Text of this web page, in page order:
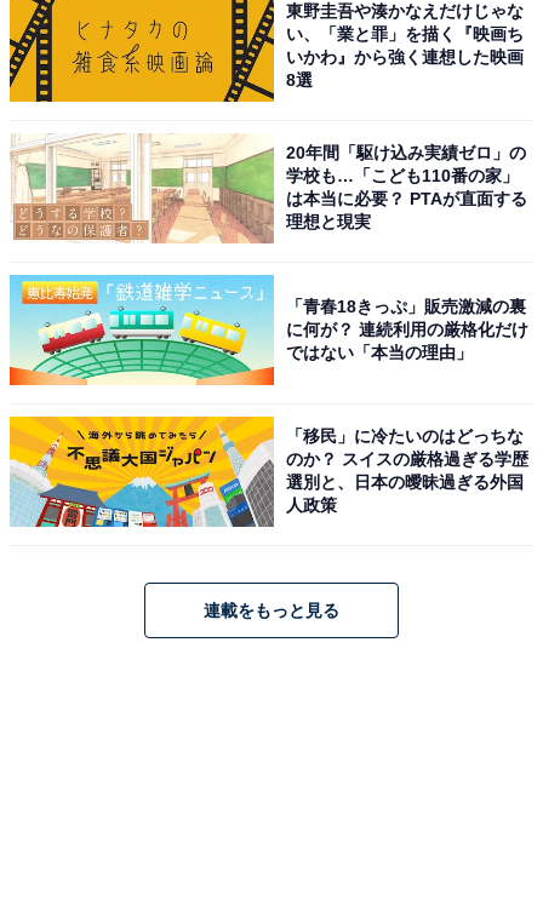
東野圭吾や湊かなえだけじゃな
い、「業と罪」を描く『映画ち
いかわ』から強く連想した映画
8選
20年間「駆け込み実績ゼロ」の
学校も…「こども110番の家」
は本当に必要？ PTAが直面する
理想と現実
「青春18きっぷ」販売激減の裏
に何が？ 連続利用の厳格化だけ
ではない「本当の理由」
「移民」に冷たいのはどっちな
のか？ スイスの厳格過ぎる学歴
選別と、日本の曖昧過ぎる外国
人政策
連載をもっと見る